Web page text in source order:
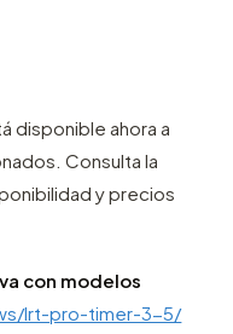
disponible ahora a
Consulta la
y precios
con modelos
lrt-pro-timer-3-5/